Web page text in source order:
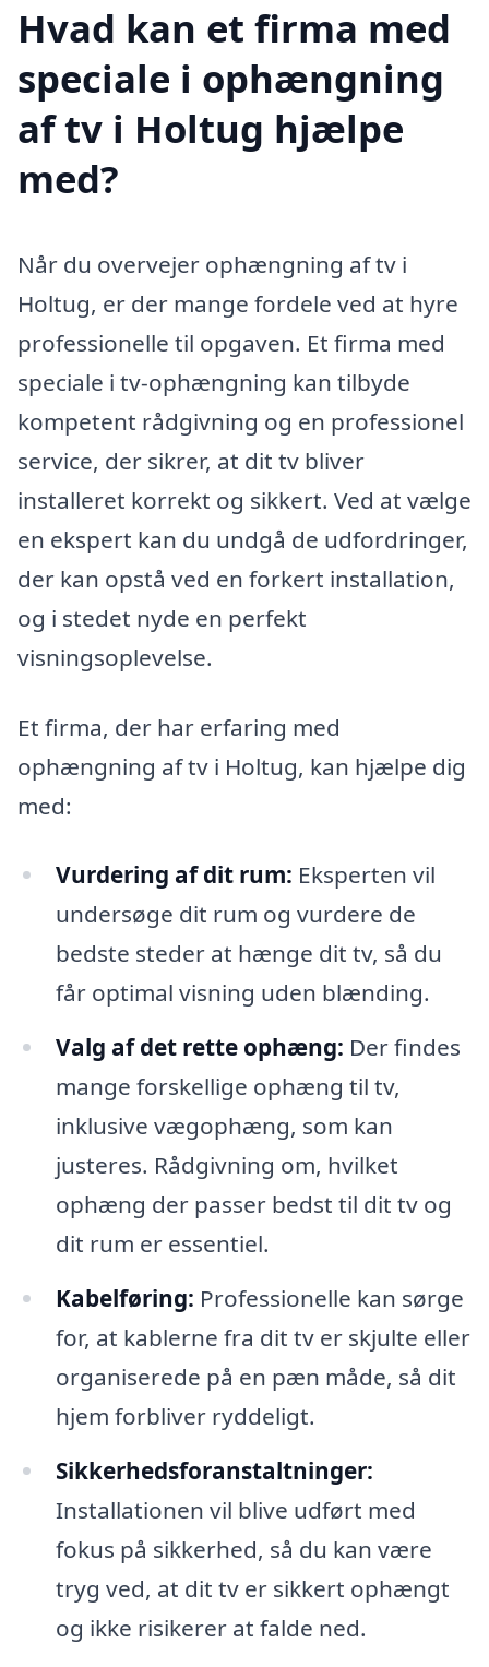
Hvad kan et firma med
speciale i ophængning
af tv i Holtug hjælpe
med?
Når du overvejer ophængning af tv i
Holtug, er der mange fordele ved at hyre
professionelle til opgaven. Et firma med
speciale i tv-ophængning kan tilbyde
kompetent rådgivning og en professionel
service, der sikrer, at dit tv bliver
installeret korrekt og sikkert. Ved at vælge
en ekspert kan du undgå de udfordringer,
der kan opstå ved en forkert installation,
og i stedet nyde en perfekt
visningsoplevelse.
Et firma, der har erfaring med
ophængning af tv i Holtug, kan hjælpe dig
med:
Vurdering af dit rum: Eksperten vil
undersøge dit rum og vurdere de
bedste steder at hænge dit tv, så du
får optimal visning uden blænding.
Valg af det rette ophæng: Der findes
mange forskellige ophæng til tv,
inklusive vægophæng, som kan
justeres. Rådgivning om, hvilket
ophæng der passer bedst til dit tv og
dit rum er essentiel.
Kabelføring: Professionelle kan sørge
for, at kablerne fra dit tv er skjulte eller
organiserede på en pæn måde, så dit
hjem forbliver ryddeligt.
Sikkerhedsforanstaltninger:
Installationen vil blive udført med
fokus på sikkerhed, så du kan være
tryg ved, at dit tv er sikkert ophængt
og ikke risikerer at falde ned.